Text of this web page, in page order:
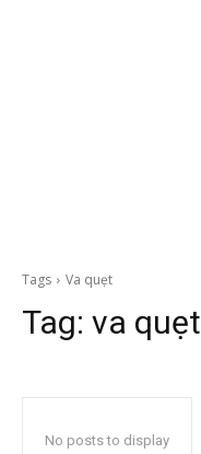
Tags Va quẹt
Tag: va quẹt
No posts to display